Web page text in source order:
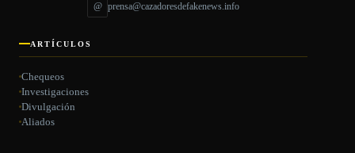
@ prensa@cazadoresdefakenews.info
ARTÍCULOS
Chequeos
Investigaciones
Divulgación
Aliados